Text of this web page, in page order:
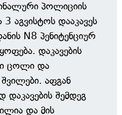
პოლიციის
აგვისტოს დააკავეს
N8 პენიტენციურ
დაკავების
ცოლი და
აფგან
შემდეგ
და მის